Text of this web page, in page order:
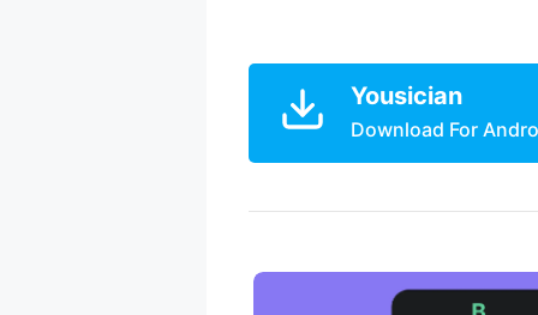
Yousician
Download For